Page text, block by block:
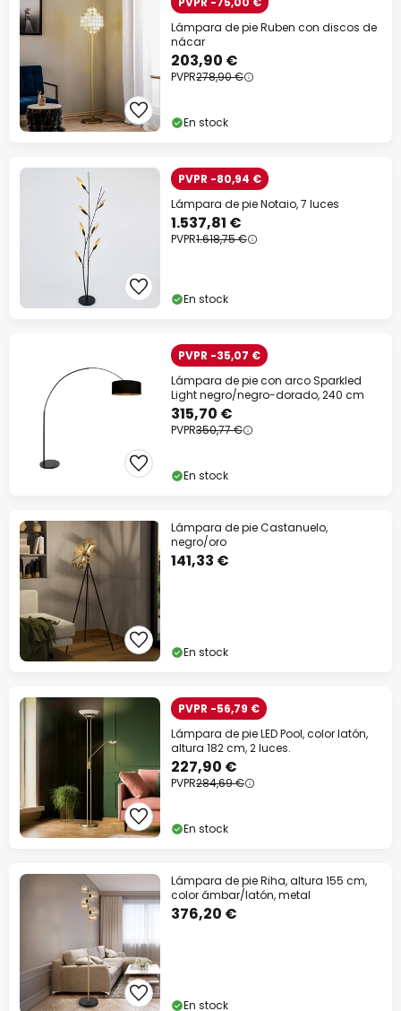
Lámpara de pie Ruben con discos de
nácar
203,90 €
PVPR278,90 €
En stock
PVPR -80,94 €
Lámpara de pie Notaio, 7 luces
1.537,81 €
PVPR1.618,75 €
En stock
PVPR -35,07 €
Lámpara de pie con arco Sparkled
Light negro/negro-dorado, 240 cm
315,70 €
PVPR350,77 €
En stock
Lámpara de pie Castanuelo,
negro/oro
141,33 €
En stock
PVPR -56,79 €
Lámpara de pie LED Pool, color latón,
altura 182 cm, 2 luces.
227,90 €
PVPR284,69 €
En stock
Lámpara de pie Riha, altura 155 cm,
color ámbar/latón, metal
376,20 €
En stock